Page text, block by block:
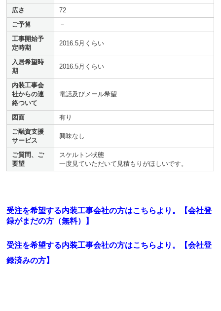
広さ
72
ご予算
－
工事開始予
定時期
2016.5月くらい
入居希望時
期
2016.5月くらい
内装工事会
社からの連
絡ついて
電話及びメール希望
図面
有り
ご融資支援
サービス
興味なし
ご質問、ご
要望
スケルトン状態
一度見ていただいて見積もりがほしいです。
受注を希望する内装工事会社の方はこちらより。【会社登
録がまだの方（無料）】
受注を希望する内装工事会社の方はこちらより。
【会社登
録済みの方】